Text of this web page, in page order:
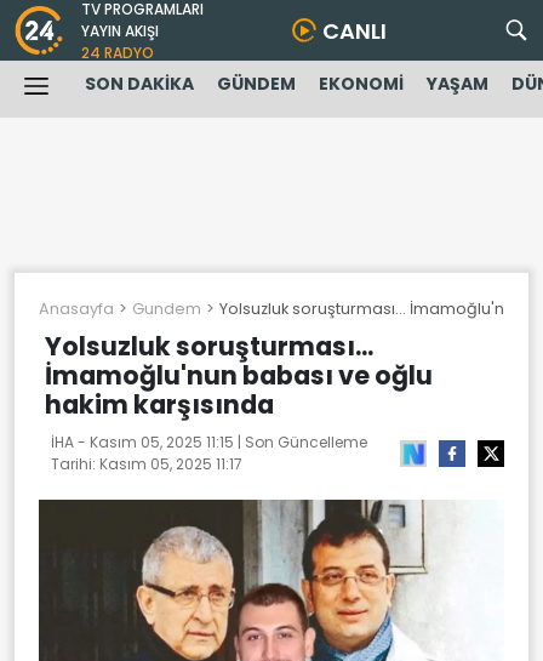
TV PROGRAMLARI
YAYIN AKIŞI
24 RADYO
CANLI
SON DAKİKA GÜNDEM EKONOMİ YAŞAM
Anasayfa Gundem Yolsuzluk soruşturması... İmamoğlu'nun
Yolsuzluk soruşturması...
İmamoğlu'nun babası ve oğlu
hakim karşısında
İHA - Kasım 05, 2025 11:15 | Son Güncelleme
Tarihi: Kasım 05, 2025 11:17